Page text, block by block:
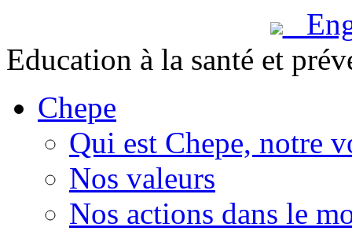
Education à la santé et
Chepe
Qui est Chepe, notre
Nos valeurs
Nos actions dans le